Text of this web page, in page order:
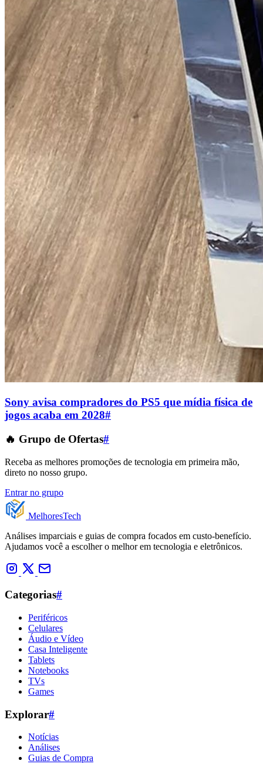
Sony avisa compradores do PS5 que mídia física de
jogos acaba em 2028#
🔥 Grupo de Ofertas#
Receba as melhores promoções de tecnologia em primeira mão,
direto no nosso grupo.
Entrar no grupo
MelhoresTech
Análises imparciais e guias de compra focados em custo-benefício.
Ajudamos você a escolher o melhor em tecnologia e eletrônicos.
Categorias#
Periféricos
Celulares
Áudio e Vídeo
Casa Inteligente
Tablets
Notebooks
TVs
Games
Explorar#
Notícias
Análises
Guias de Compra